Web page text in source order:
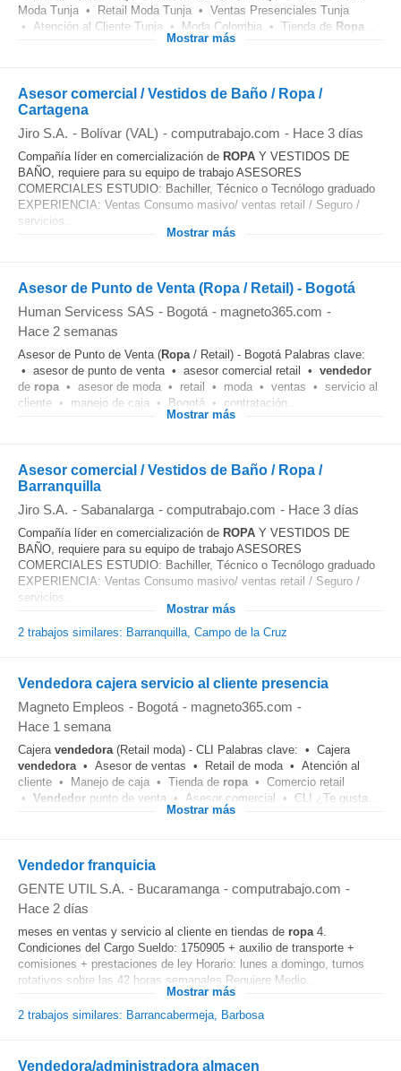
Moda Tunja • Retail Moda Tunja • Ventas Presenciales Tunja
• Atención al Cliente Tunja • Moda Colombia • Tienda de Ropa
Mostrar más
Asesor comercial / Vestidos de Baño / Ropa /
Cartagena
Jiro S.A. - Bolívar (VAL) - computrabajo.com - Hace 3 días
Compañía líder en comercialización de ROPA Y VESTIDOS DE
BAÑO, requiere para su equipo de trabajo ASESORES
COMERCIALES ESTUDIO: Bachiller, Técnico o Tecnólogo graduado
EXPERIENCIA: Ventas Consumo masivo/ ventas retail / Seguro /
servicios...
Mostrar más
Asesor de Punto de Venta (Ropa / Retail) - Bogotá
Human Servicess SAS - Bogotá - magneto365.com -
Hace 2 semanas
Asesor de Punto de Venta (Ropa/ Retail) - Bogotá Palabras clave:
• asesor de punto de venta • asesor comercial retail • vendedor
de ropa• asesor de moda • retail • moda • ventas • servicio al
cliente • manejo de caja • Bogotá • contratación...
Mostrar más
Asesor comercial / Vestidos de Baño / Ropa /
Barranquilla
Jiro S.A. - Sabanalarga - computrabajo.com - Hace 3 días
Compañía líder en comercialización de ROPA Y VESTIDOS DE
BAÑO, requiere para su equipo de trabajo ASESORES
COMERCIALES ESTUDIO: Bachiller, Técnico o Tecnólogo graduado
EXPERIENCIA: Ventas Consumo masivo/ ventas retail / Seguro /
servicios...
Mostrar más
2 trabajos similares: Barranquilla, Campo de la Cruz
Vendedora cajera servicio al cliente presencia
Magneto Empleos - Bogotá - magneto365.com -
Hace 1 semana
Cajera vendedora(Retail moda) - CLI Palabras clave: • Cajera
vendedora• Asesor de ventas • Retail de moda • Atención al
cliente • Manejo de caja • Tienda de ropa• Comercio retail
• Vendedor punto de venta • Asesor comercial • CLI ¿Te gusta...
Mostrar más
Vendedor franquicia
GENTE UTIL S.A. - Bucaramanga - computrabajo.com -
Hace 2 días
meses en ventas y servicio al cliente en tiendas de ropa4.
Condiciones del Cargo Sueldo: 1750905 + auxilio de transporte +
comisiones + prestaciones de ley Horario: lunes a domingo, turnos
rotativos sobre las 42 horas semanales Requiere Medio...
Mostrar más
2 trabajos similares: Barrancabermeja, Barbosa
Vendedora/administradora almacen